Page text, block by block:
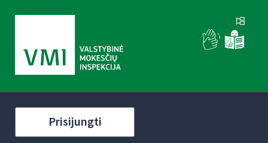
Prisijungti